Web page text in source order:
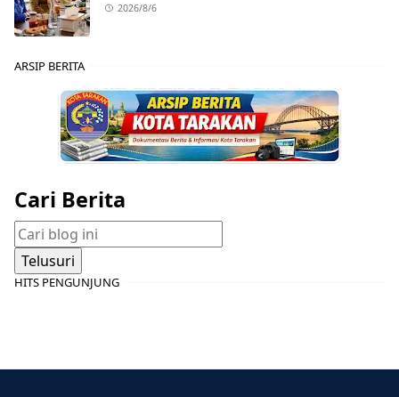
2026/8/6
ARSIP BERITA
Cari Berita
HITS PENGUNJUNG